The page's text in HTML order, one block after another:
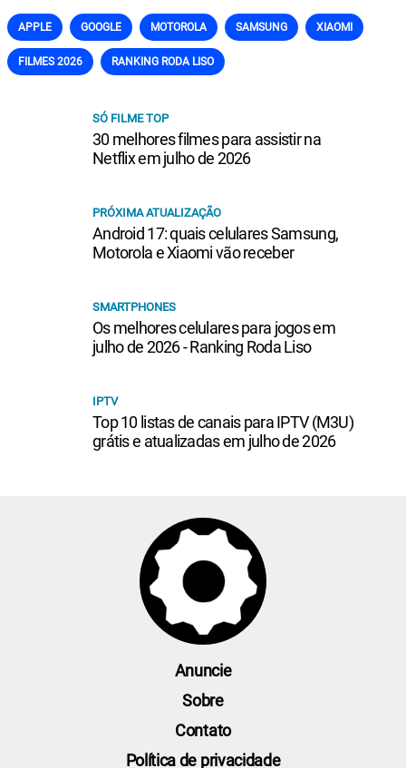
APPLE GOOGLE MOTOROLA SAMSUNG XIAOMI
FILMES 2026 RANKING RODA LISO
SÓ FILME TOP
30 melhores filmes para assistir na
Netflix em julho de 2026
PRÓXIMA ATUALIZAÇÃO
Android 17: quais celulares Samsung,
Motorola e Xiaomi vão receber
SMARTPHONES
Os melhores celulares para jogos em
julho de 2026 - Ranking Roda Liso
IPTV
Top 10 listas de canais para IPTV (M3U)
grátis e atualizadas em julho de 2026
Anuncie
Sobre
Contato
Política de privacidade